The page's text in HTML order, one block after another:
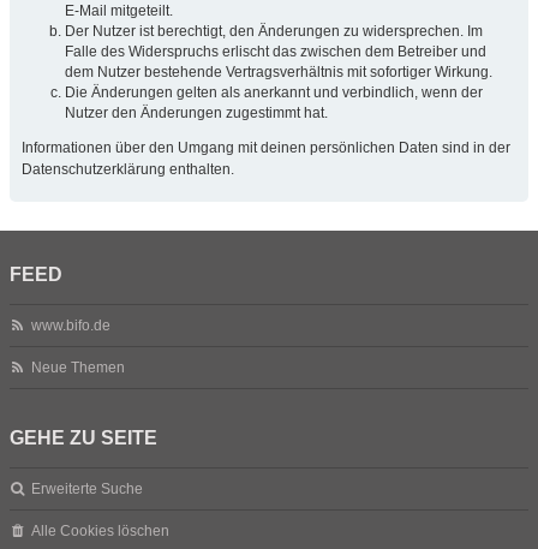
E-Mail mitgeteilt.
Der Nutzer ist berechtigt, den Änderungen zu widersprechen. Im
Falle des Widerspruchs erlischt das zwischen dem Betreiber und
dem Nutzer bestehende Vertragsverhältnis mit sofortiger Wirkung.
Die Änderungen gelten als anerkannt und verbindlich, wenn der
Nutzer den Änderungen zugestimmt hat.
Informationen über den Umgang mit deinen persönlichen Daten sind in der
Datenschutzerklärung enthalten.
FEED
www.bifo.de
Neue Themen
GEHE ZU SEITE
Erweiterte Suche
Alle Cookies löschen